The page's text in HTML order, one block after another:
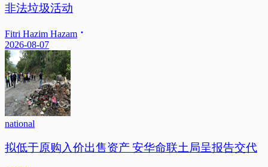
非法垃圾活动
Fitri Hazim Hazam
2026-08-07
national
拟低于原购入价出售资产 安华命联土局呈报告交代